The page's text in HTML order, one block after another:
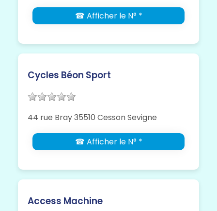
☎ Afficher le N° *
Cycles Béon Sport
44 rue Bray 35510 Cesson Sevigne
☎ Afficher le N° *
Access Machine